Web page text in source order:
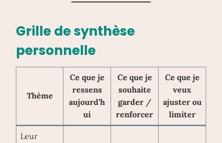
Grille de synthèse
personnelle
Thème
Ce que je
ressens
aujourd’h
ui
Ce que je
souhaite
garder /
renforcer
Ce que je
veux
ajuster ou
limiter
Leur